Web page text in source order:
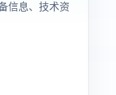
信息、技术资